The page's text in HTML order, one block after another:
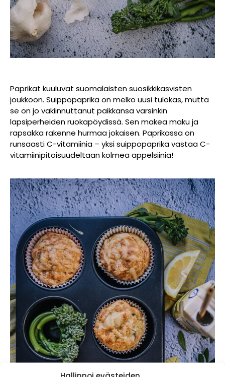
Paprikat kuuluvat suomalaisten suosikkikasvisten
joukkoon. Suippopaprika on melko uusi tulokas, mutta
se on jo vakiinnuttanut paikkansa varsinkin
lapsiperheiden ruokapöydissä. Sen makea maku ja
rapsakka rakenne hurmaa jokaisen. Paprikassa on
runsaasti C-vitamiinia – yksi suippopaprika vastaa C-
vitamiinipitoisuudeltaan kolmea appelsiinia!